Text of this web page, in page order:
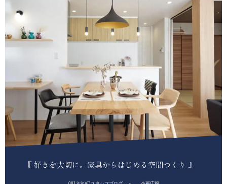
『 好きを大切に。家具からはじめる空間つくり 』